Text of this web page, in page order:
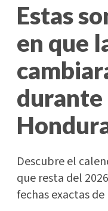
Estas
en que
durante
Descubre el
que resta del
fechas exactas